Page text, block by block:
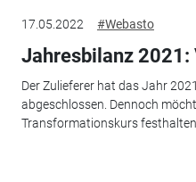
17.05.2022 #Webasto
Jahresbilanz 2021:
Der Zulieferer hat das Jahr
abgeschlossen. Dennoch
Transformationskurs